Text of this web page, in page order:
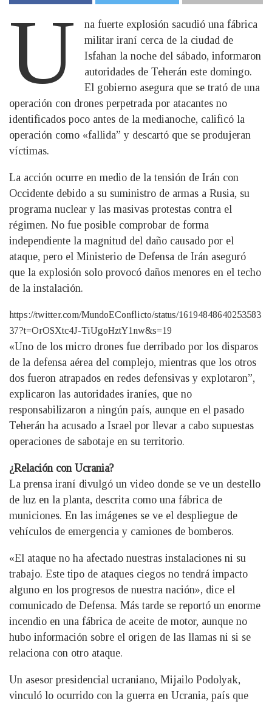
U
na fuerte explosión sacudió una fábrica
militar iraní cerca de la ciudad de
Isfahan la noche del sábado, informaron
autoridades de Teherán este domingo.
El gobierno asegura que se trató de una
operación con drones perpetrada por atacantes no
identificados poco antes de la medianoche, calificó la
operación como «fallida” y descartó que se produjeran
víctimas.
La acción ocurre en medio de la tensión de Irán con
Occidente debido a su suministro de armas a Rusia, su
programa nuclear y las masivas protestas contra el
régimen. No fue posible comprobar de forma
independiente la magnitud del daño causado por el
ataque, pero el Ministerio de Defensa de Irán aseguró
que la explosión solo provocó daños menores en el techo
de la instalación.
https://twitter.com/MundoEConflicto/status/16194848640253583
37?t=OrOSXtc4J-TiUgoHztY1nw&s=19
«Uno de los micro drones fue derribado por los disparos
de la defensa aérea del complejo, mientras que los otros
dos fueron atrapados en redes defensivas y explotaron”,
explicaron las autoridades iraníes, que no
responsabilizaron a ningún país, aunque en el pasado
Teherán ha acusado a Israel por llevar a cabo supuestas
operaciones de sabotaje en su territorio.
¿Relación con Ucrania?
La prensa iraní divulgó un video donde se ve un destello
de luz en la planta, descrita como una fábrica de
municiones. En las imágenes se ve el despliegue de
vehículos de emergencia y camiones de bomberos.
«El ataque no ha afectado nuestras instalaciones ni su
trabajo. Este tipo de ataques ciegos no tendrá impacto
alguno en los progresos de nuestra nación», dice el
comunicado de Defensa. Más tarde se reportó un enorme
incendio en una fábrica de aceite de motor, aunque no
hubo información sobre el origen de las llamas ni si se
relaciona con otro ataque.
Un asesor presidencial ucraniano, Mijailo Podolyak,
vinculó lo ocurrido con la guerra en Ucrania, país que